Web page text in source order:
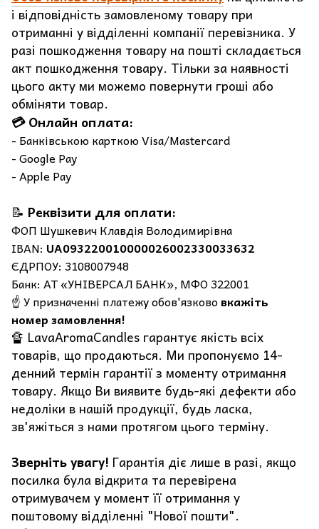
і відповідність замовленому товару при
отриманні у відділенні компанії перевізника. У
разі пошкодження товару на пошті складається
акт пошкодження товару. Тільки за наявності
цього акту ми можемо повернути гроші або
обміняти товар.
💳 Онлайн оплата:
- Банківською карткою Visa/Mastercard
- Google Pay
- Apple Pay
📝 Реквізити для оплати:
ФОП Шушкевич Клавдія Володимирівна
IBAN: UA093220010000026002330033632
ЄДРПОУ: 3108007948
Банк: АТ «УНІВЕРСАЛ БАНК», МФО 322001
☝️ У призначенні платежу обов'язково вкажіть
номер замовлення!
🔏 LavaAromaCandles гарантує якість всіх
товарів, що продаються. Ми пропонуємо 14-
денний термін гарантії з моменту отримання
товару. Якщо Ви виявите будь-які дефекти або
недоліки в нашій продукції, будь ласка,
зв'яжіться з нами протягом цього терміну.
Зверніть увагу! Гарантія діє лише в разі, якщо
посилка була відкрита та перевірена
отримувачем у момент її отримання у
поштовому відділенні "Нової пошти".